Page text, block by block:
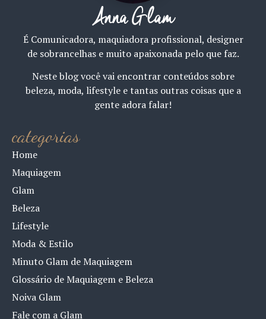
Anna Glam
É Comunicadora, maquiadora profissional, designer
de sobrancelhas e muito apaixonada pelo que faz.
Neste blog você vai encontrar conteúdos sobre
beleza, moda, lifestyle e tantas outras coisas que a
gente adora falar!
categorias
Home
Maquiagem
Glam
Beleza
Lifestyle
Moda & Estilo
Minuto Glam de Maquiagem
Glossário de Maquiagem e Beleza
Noiva Glam
Fale com a Glam